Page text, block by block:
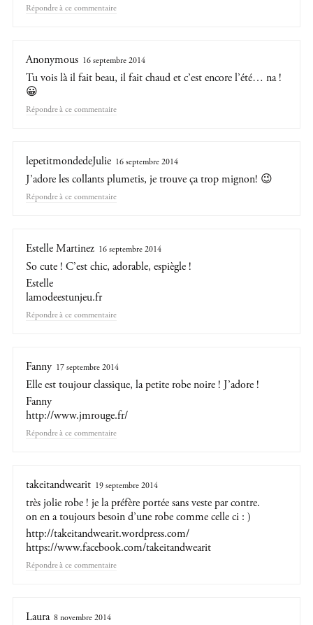
Répondre
Anonymous 16 septembre 2014
Tu vois là il fait beau, il fait chaud et c’est encore l’été… na !
😀
Répondre
lepetitmondedeJulie 16 septembre 2014
J’adore les collants plumetis, je trouve ça trop mignon! 😉
Répondre
Estelle Martinez 16 septembre 2014
So cute ! C’est chic, adorable, espiègle !
Estelle
lamodeestunjeu.fr
Répondre
Fanny 17 septembre 2014
Elle est toujour classique, la petite robe noire ! J’adore !
Fanny
http://www.jmrouge.fr/
Répondre
takeitandwearit 19 septembre 2014
très jolie robe ! je la préfère portée sans veste par contre.
on en a toujours besoin d’une robe comme celle ci : )
http://takeitandwearit.wordpress.com/
https://www.facebook.com/takeitandwearit
Répondre
Laura 8 novembre 2014